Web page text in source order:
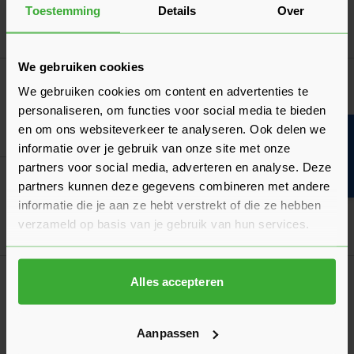
Toestemming Details Over
We gebruiken cookies
We gebruiken cookies om content en advertenties te
personaliseren, om functies voor social media te bieden
en om ons websiteverkeer te analyseren. Ook delen we
informatie over je gebruik van onze site met onze
partners voor social media, adverteren en analyse. Deze
partners kunnen deze gegevens combineren met andere
informatie die je aan ze hebt verstrekt of die ze hebben
verzameld op basis van je gebruik van hun services.
Alles accepteren
Aanpassen
Nu1,84per m¹ Ga
Verkrijgbaar in 2 lengtes
Vanaf50,96 per doos Ga
Vuren Ventilatielat Geïmpregneerd 28x45
Verkrijgbaar in 1 lengte
Nu 2,47per m¹
Bahco Barracuda handzaag 55 cm